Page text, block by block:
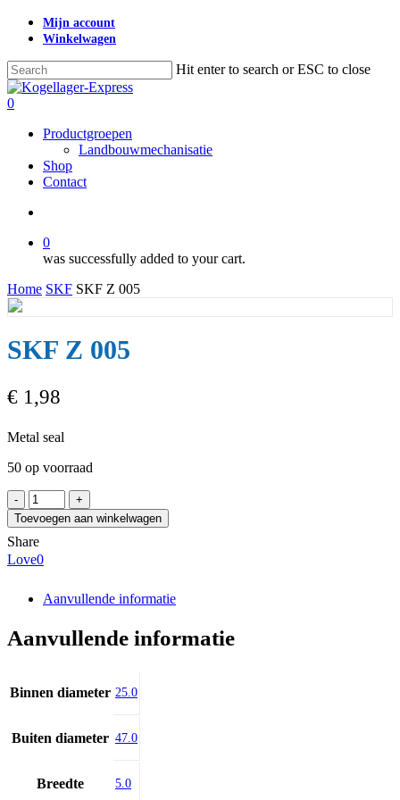
Skip
content
Mijn account
Winkelwagen
Hit enter to search or ESC to close
Close
Search
search
0
Productgroepen
Landbouwmechanisatie
Shop
Contact
0
was successfully added to your cart.
Home SKF SKF Z 005
SKF Z 005
€ 1,98
Metal seal
50 op voorraad
SKF
Z
005
aantal
Toevoegen aan winkelwagen
Share
Love0
Aanvullende informatie
Aanvullende informatie
Binnen diameter 25.0
Buiten diameter 47.0
Breedte 5.0